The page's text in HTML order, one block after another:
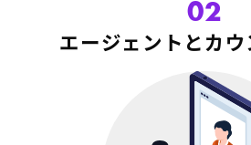
02
エージェントとカ